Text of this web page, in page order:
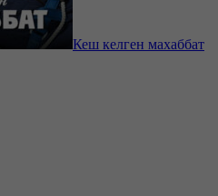
Кеш келген махаббат